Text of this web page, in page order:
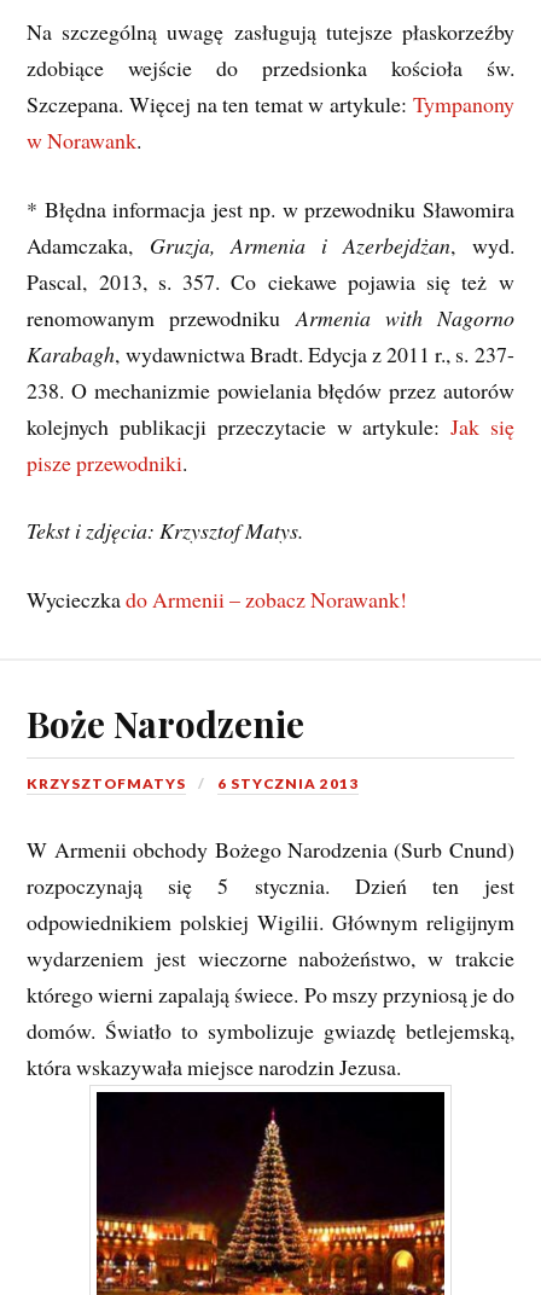
Na szczególną uwagę zasługują tutejsze płaskorzeźby
zdobiące wejście do przedsionka kościoła św.
Szczepana. Więcej na ten temat w artykule: Tympanony
w Norawank.
* Błędna informacja jest np. w przewodniku Sławomira
Adamczaka, Gruzja, Armenia i Azerbejdżan, wyd.
Pascal, 2013, s. 357. Co ciekawe pojawia się też w
renomowanym przewodniku Armenia with Nagorno
Karabagh, wydawnictwa Bradt. Edycja z 2011 r., s. 237-
238. O mechanizmie powielania błędów przez autorów
kolejnych publikacji przeczytacie w artykule: Jak się
pisze przewodniki.
Tekst i zdjęcia: Krzysztof Matys.
Wycieczkado Armenii – zobacz Norawank!
Boże Narodzenie
KRZYSZTOFMATYS 6 STYCZNIA 2013
W Armenii obchody Bożego Narodzenia (Surb Cnund)
rozpoczynają się 5 stycznia. Dzień ten jest
odpowiednikiem polskiej Wigilii. Głównym religijnym
wydarzeniem jest wieczorne nabożeństwo, w trakcie
którego wierni zapalają świece. Po mszy przyniosą je do
domów. Światło to symbolizuje gwiazdę betlejemską,
która wskazywała miejsce narodzin Jezusa.